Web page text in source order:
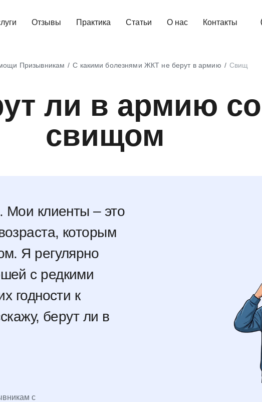
Отзывы Практика Статьи О нас Контакты
Призывникам С какими болезнями ЖКТ не берут в армию Свищ
ли в армию со
свищом
Мои клиенты – это
которым
Я регулярно
с редкими
годности к
берут ли в
с